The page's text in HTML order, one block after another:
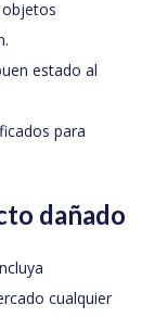
objetos
estado al
para
dañado
cualquier